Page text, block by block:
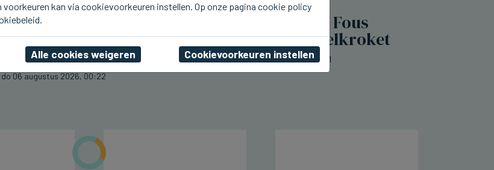
BLANKENBERGE
De Dauw komt deze
naar Radio 2
aan Zee in Blankenberge
do 06 augustus 2026, 00:22
SIJSELE
Frituur Je m'en Fous
lanceert mosselkroket
do 06 augustus 2026, 00:11
kan via cookievoorkeuren instellen. Op onze pagina cookie policy
Alle cookies weigeren Cookievoorkeuren instellen